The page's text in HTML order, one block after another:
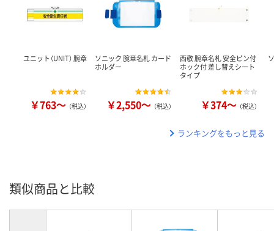
ユニット（UNIT） 腕章
￥763～ （税込）
ソニック 腕章名札 カード
ホルダー
￥2,550～ （税込）
西敬 腕章名札 安全ピン付
ホック付 差し替えシート
タイプ
￥374～ （税込）
ランキングをもっと見る
類似商品と比較